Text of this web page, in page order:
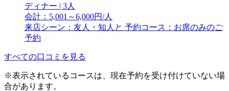
ディナー | 3人
会計：5,001～6,000円/人
来店シーン：友人・知人と 予約コース：お席のみのご
予約
すべての口コミを見る
※表示されているコースは、現在予約を受け付けていない場
合があります。